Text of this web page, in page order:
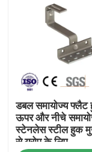
डबल समायोज्य फ्लैट
ऊपर और नीचे
स्टेनलेस स्टील हुक
से यूरोप के लिए